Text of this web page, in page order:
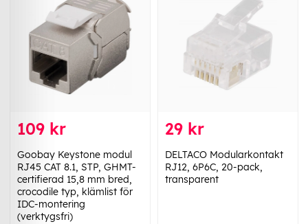
109 kr
Goobay Keystone modul
RJ45 CAT 8.1, STP, GHMT-
certifierad 15,8 mm bred,
crocodile typ, klämlist för
IDC-montering
(verktygsfri)
29 kr
DELTACO Modularkontakt
RJ12, 6P6C, 20-pack,
transparent